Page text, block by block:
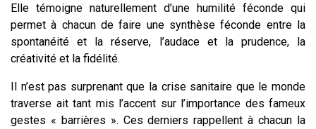
Elle témoigne naturellement d’une humilité féconde qui
permet à chacun de faire une synthèse féconde entre la
spontanéité et la réserve, l’audace et la prudence, la
créativité et la fidélité.
Il n’est pas surprenant que la crise sanitaire que le monde
traverse ait tant mis l’accent sur l’importance des fameux
gestes « barrières ». Ces derniers rappellent à chacun la